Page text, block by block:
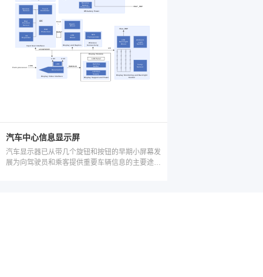
汽车中心信息显示屏
汽车显示器已从带几个旋钮和按钮的早期小屏幕发
展为向驾驶员和乘客提供重要车辆信息的主要途